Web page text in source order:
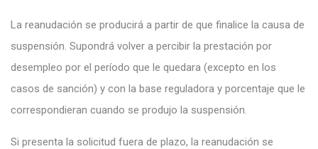
La reanudación se producirá a partir de que finalice la causa de
suspensión. Supondrá volver a percibir la prestación por
desempleo por el período que le quedara (excepto en los
casos de sanción) y con la base reguladora y porcentaje que le
correspondieran cuando se produjo la suspensión.
Si presenta la solicitud fuera de plazo, la reanudación se